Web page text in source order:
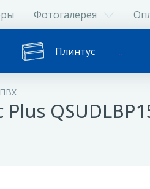
Фотогалерея
Плинтус ...